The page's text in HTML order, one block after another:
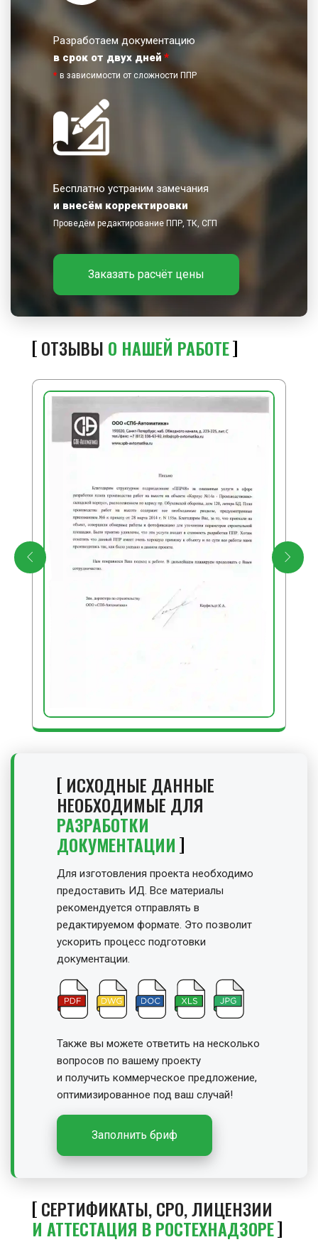
Разработаем документацию
в срок от двух дней *
* в зависимости от сложности ППР
Бесплатно устраним замечания
и внесём корректировки
Проведём редактирование ППР, ТК, СГП
Заказать расчёт цены
ОТЗЫВЫ О НАШЕЙ РАБОТЕ
ИСХОДНЫЕ ДАННЫЕ
НЕОБХОДИМЫЕ ДЛЯ
РАЗРАБОТКИ
ДОКУМЕНТАЦИИ
Для изготовления проекта необходимо
предоставить ИД. Все материалы
рекомендуется отправлять в
редактируемом формате. Это позволит
ускорить процесс подготовки
документации.
Также вы можете ответить на несколько
вопросов по вашему проекту
и получить коммерческое предложение,
оптимизированное под ваш случай!
Заполнить бриф
СЕРТИФИКАТЫ, СРО, ЛИЦЕНЗИИ
И АТТЕСТАЦИЯ В РОСТЕХНАДЗОРЕ